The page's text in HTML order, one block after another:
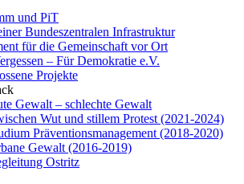
und PiT
Bundeszentralen Infrastruktur
für die Gemeinschaft vor Ort
– Für Demokratie e.V.
Projekte
Gewalt – schlechte Gewalt
Wut und stillem Protest (2021-2024)
Präventionsmanagement (2018-2020)
Gewalt (2016-2019)
Ostritz